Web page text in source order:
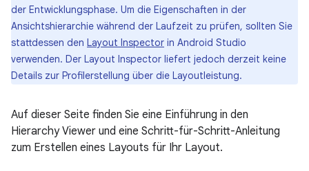
der Entwicklungsphase. Um die Eigenschaften in der
Ansichtshierarchie während der Laufzeit zu prüfen, sollten Sie
stattdessen den Layout Inspector in Android Studio
verwenden. Der Layout Inspector liefert jedoch derzeit keine
Details zur Profilerstellung über die Layoutleistung.
Auf dieser Seite finden Sie eine Einführung in den
Hierarchy Viewer und eine Schritt-für-Schritt-Anleitung
zum Erstellen eines Layouts für Ihr Layout.